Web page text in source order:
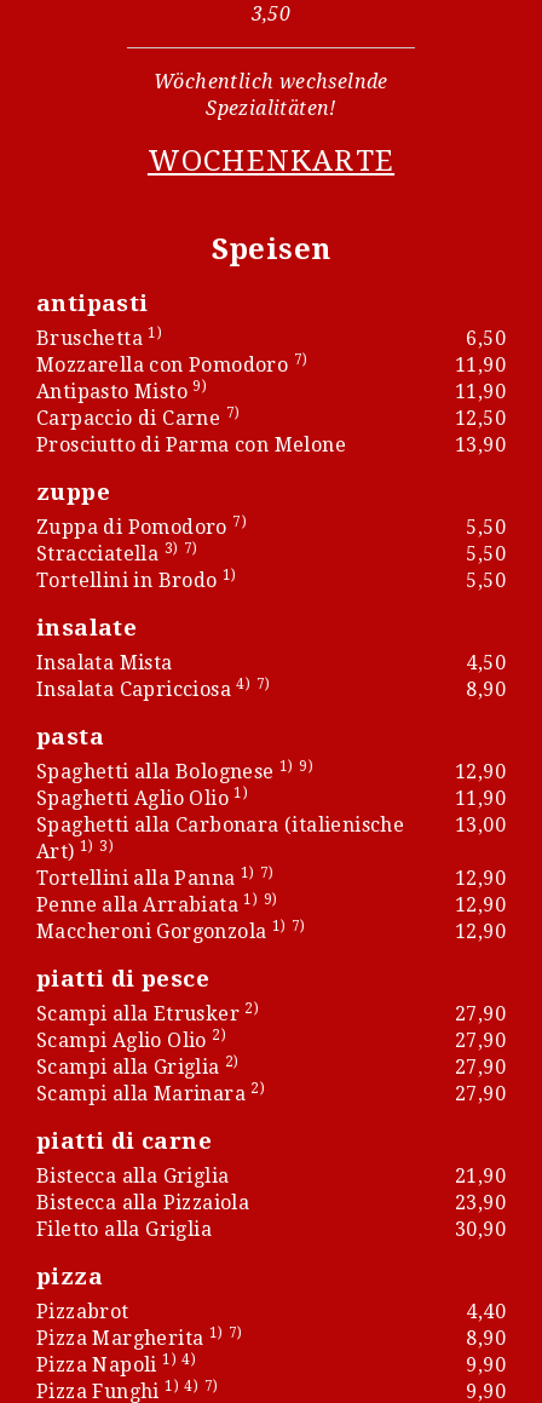
3,50
Wöchentlich wechselnde
Spezialitäten!
WOCHENKARTE
Speisen
antipasti
Bruschetta 1)
6,50
Mozzarella con Pomodoro 7)
11,90
Antipasto Misto9)
11,90
Carpaccio di Carne 7)
12,50
Prosciutto di Parma con Melone
13,90
zuppe
Zuppa di Pomodoro 7)
5,50
Stracciatella 3) 7)
5,50
Tortellini in Brodo 1) 5,50
insalate
Insalata Mista
4,50
Insalata Capricciosa4) 7) 8,90
pasta
Spaghetti alla Bolognese 1) 9)
12,90
Spaghetti Aglio Olio 1)
11,90
Spaghetti alla Carbonara (italienische
Art) 1) 3)
13,00
Tortellini alla Panna 1) 7)
12,90
Penne alla Arrabiata 1) 9)
12,90
Maccheroni Gorgonzola 1) 7) 12,90
piatti di pesce
Scampi alla Etrusker 2)
27,90
Scampi Aglio Olio 2)
27,90
Scampi alla Griglia 2)
27,90
Scampi alla Marinara 2) 27,90
piatti di carne
Bistecca alla Griglia
21,90
Bistecca alla Pizzaiola
23,90
Filetto alla Griglia
30,90
pizza
Pizzabrot
4,40
Pizza Margherita 1) 7)
8,90
Pizza Napoli 1) 4)
9,90
Pizza Funghi 1) 4) 7) 9,90